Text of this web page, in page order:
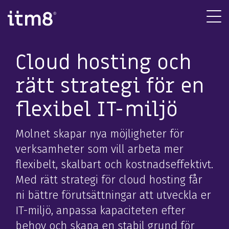
direkte
IT-infrastruktur
Molnmigrering och förändring
Nätverk och kommunikation
IT-licenser
Digital workplace
Managed tjänster
IT-rådgivning
IT-projektledning
Systemutveckling
Datalager
Webbutveckling
Utvecklingsteam
Business Intelligence
Applikationstjänster
Databaseadministration
Databasdrift
OT-säkerhet
Digital
Cloud hosting och
rätt strategi för en
flexibel IT-miljö
Molnet skapar nya möjligheter för
verksamheter som vill arbeta mer
flexibelt, skalbart och kostnadseffektivt.
Med rätt strategi för cloud hosting får
ni bättre förutsättningar att utveckla er
IT-miljö, anpassa kapaciteten efter
behov och skapa en stabil grund för